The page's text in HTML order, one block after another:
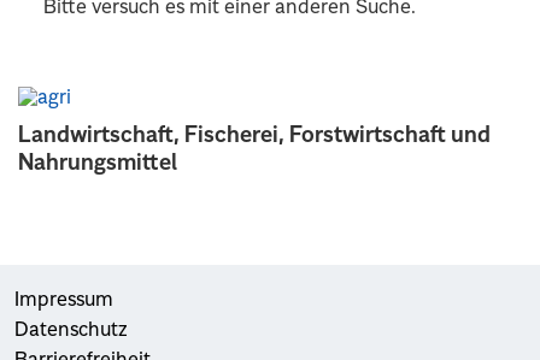
Landwirtschaft, Fischerei, Forstwirtschaft und
Nahrungsmittel
Bitte versuch es mit einer anderen Suche.
Impressum
Datenschutz